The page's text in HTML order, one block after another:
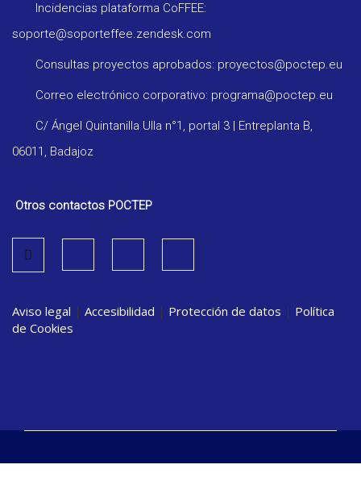
Incidencias plataforma CoFFEE:
soporte@soporteffee.zendesk.com
Consultas proyectos aprobados: proyectos@poctep.eu
Correo electrónico corporativo: programa@poctep.eu
C/ Ángel Quintanilla Ulla n°1, portal 3 | Entreplanta B,
06011, Badajoz
Otros contactos POCTEP
Aviso legal | Accesibilidad | Protección de datos | Política
de Cookies